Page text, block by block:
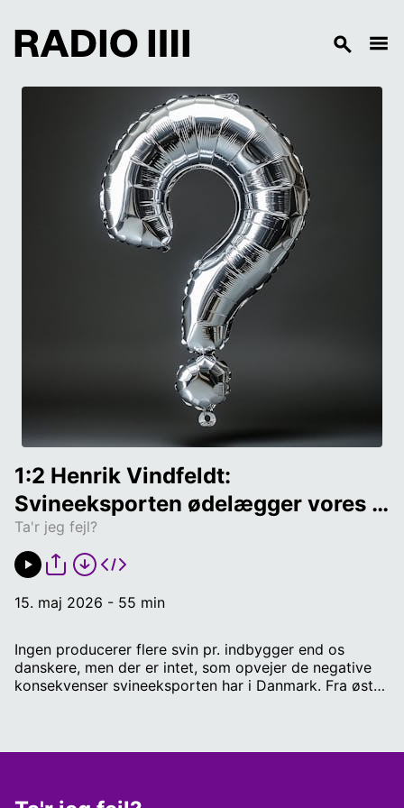
Ta'r jeg fejl?
1:2 Henrik Vindfeldt:
Svineeksporten ødelægger vores
land
15. maj 2026 - 55 min
Ingen producerer flere svin pr. indbygger end os
danskere, men der er intet, som opvejer de negative
konsekvenser svineeksporten har i Danmark. Fra øst
uden natur med udhulede boligpriser, kun for at skabe